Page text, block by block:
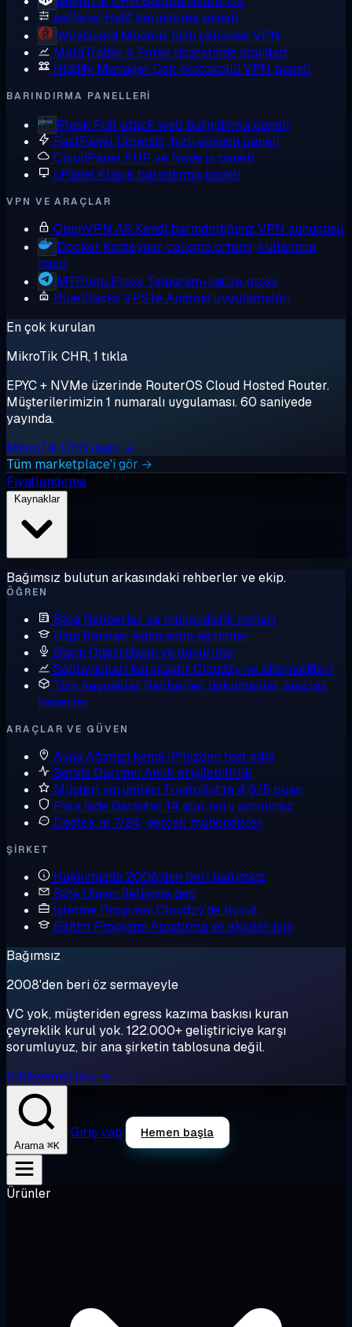
aaPanel Hafif barındırma paneli
WireGuard Modern, hızlı çekirdek VPN
MetaTrader 4 Forex ticaretinde standart
Hiddify Manager Çok protokollü VPN paneli
BARINDIRMA PANELLERI
Plesk Full-stack web barındırma paneli
FastPanel Ücretsiz, hızlı sunucu paneli
CloudPanel PHP ve Node.js paneli
cPanel Klasik barındırma paneli
VPN VE ARAÇLAR
OpenVPN AS Kendi barındırdığınız VPN sunucusu
Docker Konteyner çalışma ortamı, kullanıma
hazır
MTProto Proxy Telegram-native proxy
BlueStacks VPS'te Android uygulamaları
En çok kurulan
MikroTik CHR, 1 tıkla
EPYC + NVMe üzerinde RouterOS Cloud Hosted Router.
Müşterilerimizin 1 numaralı uygulaması. 60 saniyede
yayında.
MikroTik CHR dağıt →
Tüm marketplace'i gör →
Fiyatlandırma
Kaynaklar
Bağımsız bulutun arkasındaki rehberler ve ekip.
ÖĞREN
Blog Rehberler ve mühendislik notları
Bilgi Bankası Adım adım eğitimler
Basın Odası Basın ve duyurular
Sağlayıcıları karşılaştır Cloudzy ve alternatifleri
Tüm kaynaklar Rehberler, dokümanlar, araçlar,
haberler
ARAÇLAR VE GÜVEN
AynaAğımızı kendi IP'nizden test edin
Servis Durumu Anlık erişilebilirlik
Müşteri yorumları Trustpilot'ta 4,6/5 puan
Para İade Garantisi 14 gün, soru sorulmaz
Destek al 7/24, gerçek mühendisler
ŞIRKET
Hakkımızda 2008'den beri bağımsız
Bize Ulaşın İletişime geç
İşletme Programı Cloudzy'de büyüt
Eğitim Programı Araştırma ve ekipler için
Bağımsız
2008'den beri öz sermayeyle
VC yok, müşteriden egress kazıma baskısı kuran
çeyreklik kurul yok. 122.000+ geliştiriciye karşı
sorumluyuz, bir ana şirketin tablosuna değil.
Hikâyemizi oku →
Arama ⌘K
Giriş yap Hemen başla
Ürünler